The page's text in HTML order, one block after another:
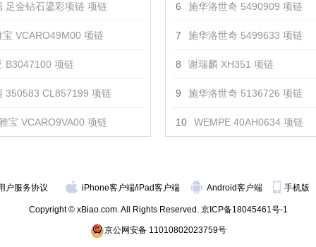
足金钻石鎏彩项链 项链
宝 VCARO49M00 项链
B3047100 项链
350583 CL857199 项链
宝 VCARO9VA00 项链
6 施华洛世奇 5490909 项链
7 施华洛世奇 5499633 项链
8 谢瑞麟 XH351 项链
9 施华洛世奇 5136726 项链
10 WEMPE 40AH0634 项链
户服务协议 iPhone客户端/iPad客户端 Android客户端 手机版
Copyright © xBiao.com. All Rights Reserved. 京ICP备18045461号-1
京公网安备 11010802023759号